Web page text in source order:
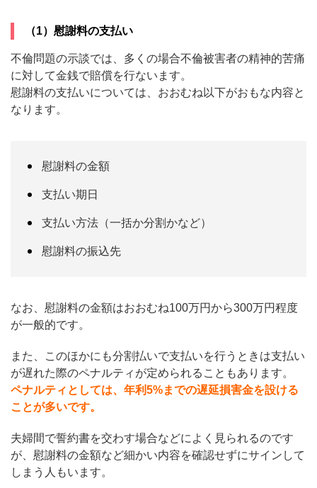
（1）慰謝料の支払い
不倫問題の示談では、多くの場合不倫被害者の精神的苦痛
に対して金銭で賠償を行ないます。
慰謝料の支払いについては、おおむね以下がおもな内容と
なります。
慰謝料の金額
支払い期日
支払い方法（一括か分割かなど）
慰謝料の振込先
なお、慰謝料の金額はおおむね100万円から300万円程度
が一般的です。
また、このほかにも分割払いで支払いを行うときは支払い
が遅れた際のペナルティが定められることもあります。
ペナルティとしては、年利5%までの遅延損害金を設ける
ことが多いです。
夫婦間で誓約書を交わす場合などによく見られるのです
が、慰謝料の金額など細かい内容を確認せずにサインして
しまう人もいます。